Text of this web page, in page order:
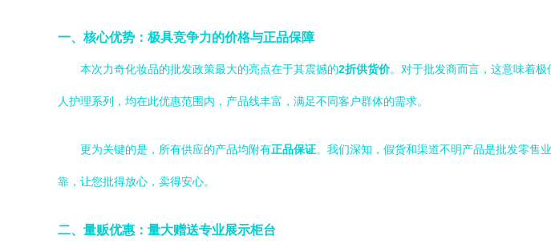
一、核心优势：极具竞争力的价格与正品保障
本次力奇化妆品的批发政策最大的亮点在于其震撼的2折供货价。对于批发商而言，这意味着
人护理系列，均在此优惠范围内，产品线丰富，满足不同客户群体的需求。
更为关键的是，所有供应的产品均附有正品保证。我们深知，假货和渠道不明产品是批发零售
靠，让您批得放心，卖得安心。
二、量贩优惠：量大赠送专业展示柜台